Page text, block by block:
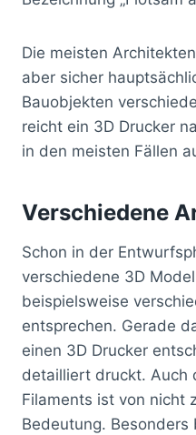
Die meisten
aber sicher
Bauobjekten
reicht ein 3D Drucker
in den meisten Fällen
Verschiedene
Schon in der
verschiedene 3D
beispielsweise
entsprechen. Gerade
einen 3D Drucker
detailliert druckt. Auch
Filaments ist von nicht
Bedeutung.